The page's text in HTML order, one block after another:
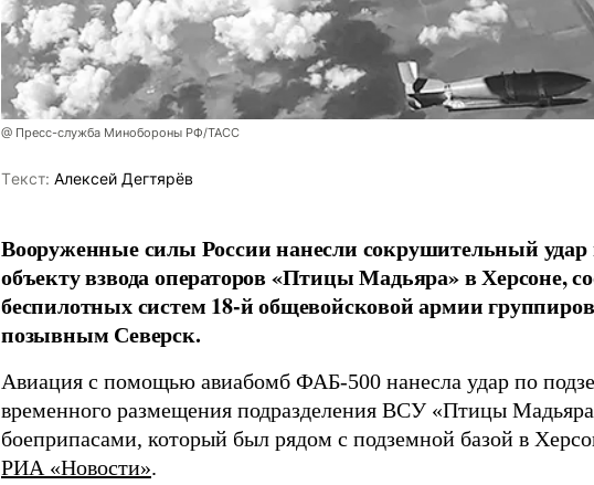
@ Пресс-служба Минобороны РФ/ТАСС
Tекст: Алексей Дегтярёв
Вооруженные силы России нанесли сокрушительный
объекту взвода операторов «Птицы Мадьяра» в Херсоне,
беспилотных систем 18-й общевойсковой армии
позывным Северск.
Авиация с помощью авиабомб ФАБ-500 нанесла удар по
временного размещения подразделения ВСУ «Птицы
боеприпасами, который был рядом с подземной базой в
РИА «Новости».